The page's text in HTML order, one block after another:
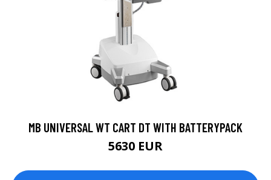
MB UNIVERSAL WT CART DT WITH BATTERYPACK
5630 EUR